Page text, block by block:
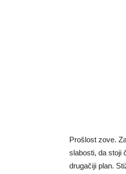
Prošlost zove.
slabosti, da stoji
drugačiji plan.